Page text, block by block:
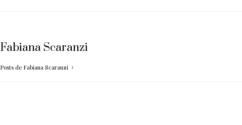
Fabiana Scaranzi
Posts de Fabiana Scaranzi